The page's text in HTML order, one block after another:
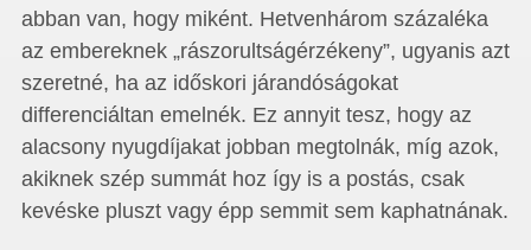
abban van, hogy miként. Hetvenhárom százaléka
az embereknek „rászorultságérzékeny”, ugyanis azt
szeretné, ha az időskori járandóságokat
differenciáltan emelnék. Ez annyit tesz, hogy az
alacsony nyugdíjakat jobban megtolnák, míg azok,
akiknek szép summát hoz így is a postás, csak
kevéske pluszt vagy épp semmit sem kaphatnának.